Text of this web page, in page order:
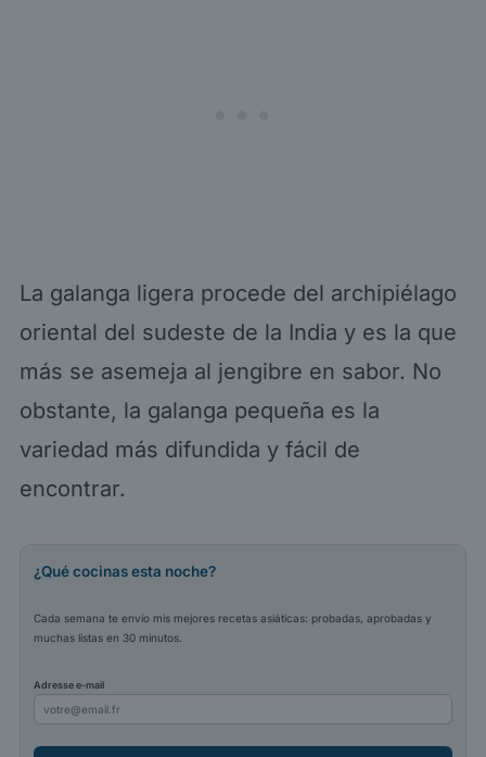
La galanga ligera procede del archipiélago
oriental del sudeste de la India y es la que
más se asemeja al jengibre en sabor. No
obstante, la galanga pequeña es la
variedad más difundida y fácil de
encontrar.
¿Qué cocinas esta noche?
Cada semana te envío mis mejores recetas asiáticas: probadas, aprobadas y
muchas listas en 30 minutos.
Adresse e-mail